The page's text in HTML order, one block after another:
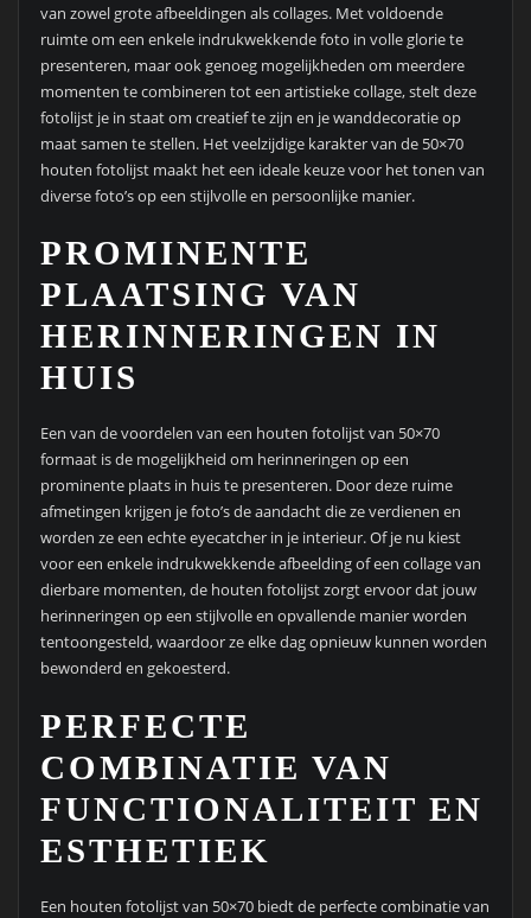
van zowel grote afbeeldingen als collages. Met voldoende
ruimte om een enkele indrukwekkende foto in volle glorie te
presenteren, maar ook genoeg mogelijkheden om meerdere
momenten te combineren tot een artistieke collage, stelt deze
fotolijst je in staat om creatief te zijn en je wanddecoratie op
maat samen te stellen. Het veelzijdige karakter van de 50×70
houten fotolijst maakt het een ideale keuze voor het tonen van
diverse foto’s op een stijlvolle en persoonlijke manier.
PROMINENTE
PLAATSING VAN
HERINNERINGEN IN
HUIS
Een van de voordelen van een houten fotolijst van 50×70
formaat is de mogelijkheid om herinneringen op een
prominente plaats in huis te presenteren. Door deze ruime
afmetingen krijgen je foto’s de aandacht die ze verdienen en
worden ze een echte eyecatcher in je interieur. Of je nu kiest
voor een enkele indrukwekkende afbeelding of een collage van
dierbare momenten, de houten fotolijst zorgt ervoor dat jouw
herinneringen op een stijlvolle en opvallende manier worden
tentoongesteld, waardoor ze elke dag opnieuw kunnen worden
bewonderd en gekoesterd.
PERFECTE
COMBINATIE VAN
FUNCTIONALITEIT EN
ESTHETIEK
Een houten fotolijst van 50×70 biedt de perfecte combinatie van